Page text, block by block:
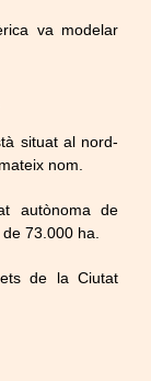
va modelar
situat al nord-
nom.
autònoma de
73.000 ha.
de la Ciutat